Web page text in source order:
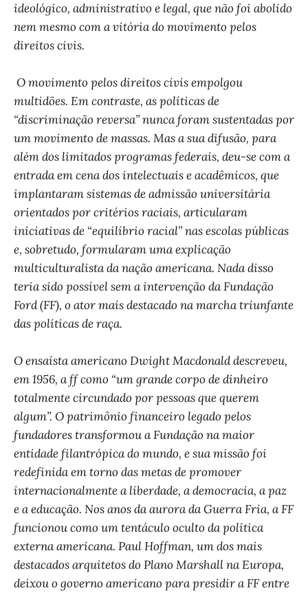
ideológico, administrativo e legal, que não foi abolido
nem mesmo com a vitória do movimento pelos
direitos civis.
O movimento pelos direitos civis empolgou
multidões. Em contraste, as políticas de
“discriminação reversa” nunca foram sustentadas por
um movimento de massas. Mas a sua difusão, para
além dos limitados programas federais, deu-se com a
entrada em cena dos intelectuais e acadêmicos, que
implantaram sistemas de admissão universitária
orientados por critérios raciais, articularam
iniciativas de “equilíbrio racial” nas escolas públicas
e, sobretudo, formularam uma explicação
multiculturalista da nação americana. Nada disso
teria sido possível sem a intervenção da Fundação
Ford (FF), o ator mais destacado na marcha triunfante
das políticas de raça.
O ensaísta americano Dwight Macdonald descreveu,
em 1956, a ff como “um grande corpo de dinheiro
totalmente circundado por pessoas que querem
algum”. O patrimônio financeiro legado pelos
fundadores transformou a Fundação na maior
entidade filantrópica do mundo, e sua missão foi
redefinida em torno das metas de promover
internacionalmente a liberdade, a democracia, a paz
e a educação. Nos anos da aurora da Guerra Fria, a FF
funcionou como um tentáculo oculto da política
externa americana. Paul Hoffman, um dos mais
destacados arquitetos do Plano Marshall na Europa,
deixou o governo americano para presidir a FF entre